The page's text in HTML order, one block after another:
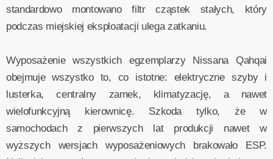
standardowo montowano filtr cząstek stałych, który
podczas miejskiej eksploatacji ulega zatkaniu.
Wyposażenie wszystkich egzemplarzy Nissana Qahqai
obejmuje wszystko to, co istotne: elektryczne szyby i
lusterka, centralny zamek, klimatyzację, a nawet
wielofunkcyjną kierownicę. Szkoda tylko, że w
samochodach z pierwszych lat produkcji nawet w
wyższych wersjach wyposażeniowych brakowało ESP.